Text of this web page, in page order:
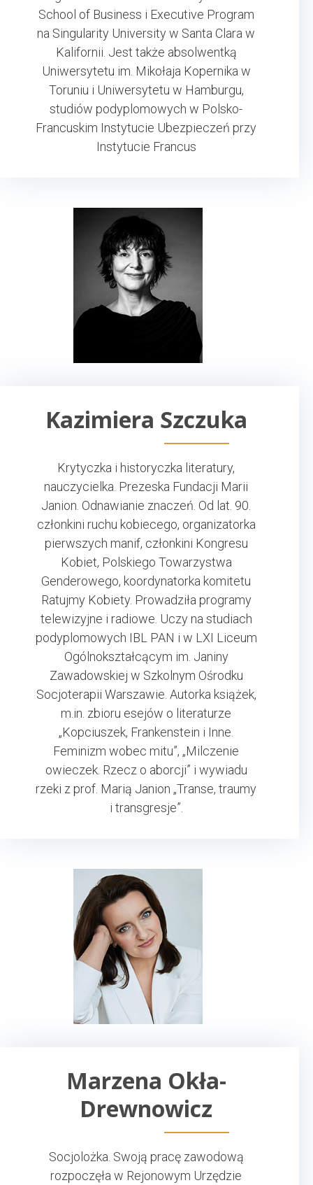
School of Business i Executive Program
na Singularity University w Santa Clara w
Kalifornii. Jest także absolwentką
Uniwersytetu im. Mikołaja Kopernika w
Toruniu i Uniwersytetu w Hamburgu,
studiów podyplomowych w Polsko-
Francuskim Instytucie Ubezpieczeń przy
Instytucie Francus
Kazimiera Szczuka
Krytyczka i historyczka literatury,
nauczycielka. Prezeska Fundacji Marii
Janion. Odnawianie znaczeń. Od lat. 90.
członkini ruchu kobiecego, organizatorka
pierwszych manif, członkini Kongresu
Kobiet, Polskiego Towarzystwa
Genderowego, koordynatorka komitetu
Ratujmy Kobiety. Prowadziła programy
telewizyjne i radiowe. Uczy na studiach
podyplomowych IBL PAN i w LXI Liceum
Ogólnokształcącym im. Janiny
Zawadowskiej w Szkolnym Ośrodku
Socjoterapii Warszawie. Autorka książek,
m.in. zbioru esejów o literaturze
„Kopciuszek, Frankenstein i Inne.
Feminizm wobec mitu”, „Milczenie
owieczek. Rzecz o aborcji” i wywiadu
rzeki z prof. Marią Janion „Transe, traumy
i transgresje”.
Marzena Okła-
Drewnowicz
Socjolożka. Swoją pracę zawodową
rozpoczęła w Rejonowym Urzędzie